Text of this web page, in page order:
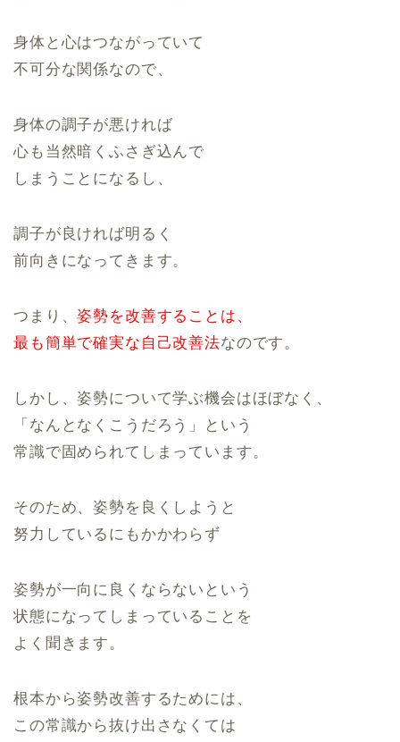
身体と心はつながっていて
不可分な関係なので、
身体の調子が悪ければ
心も当然暗くふさぎ込んで
しまうことになるし、
調子が良ければ明るく
前向きになってきます。
つまり、姿勢を改善することは、
最も簡単で確実な自己改善法なのです。
しかし、姿勢について学ぶ機会はほぼなく、
「なんとなくこうだろう」という
常識で固められてしまっています。
そのため、姿勢を良くしようと
努力しているにもかかわらず
姿勢が一向に良くならないという
状態になってしまっていることを
よく聞きます。
根本から姿勢改善するためには、
この常識から抜け出さなくては